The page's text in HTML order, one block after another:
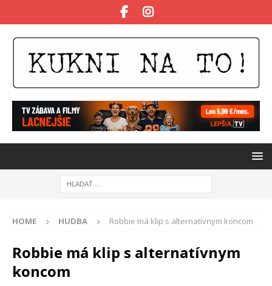
HOME HUDBA Robbie má klip s alternatívnym koncom
Robbie má klip s alternatívnym
koncom